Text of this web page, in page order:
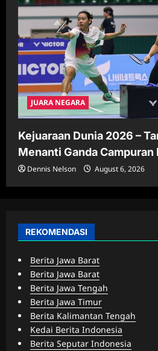
JUARA NEGARA
Kejuaraan Dunia 2026 –
Menanti Ganda Campuran
Dennis Nelson August 6, 2026
REKOMENDASI
Berita Jawa Barat
Berita Jawa Barat
Berita Jawa Tengah
Berita Jawa Timur
Berita Kalimantan Tengah
Kedai Berita Indonesia
Berita Seputar Indonesia